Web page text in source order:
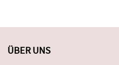
ÜBER UNS